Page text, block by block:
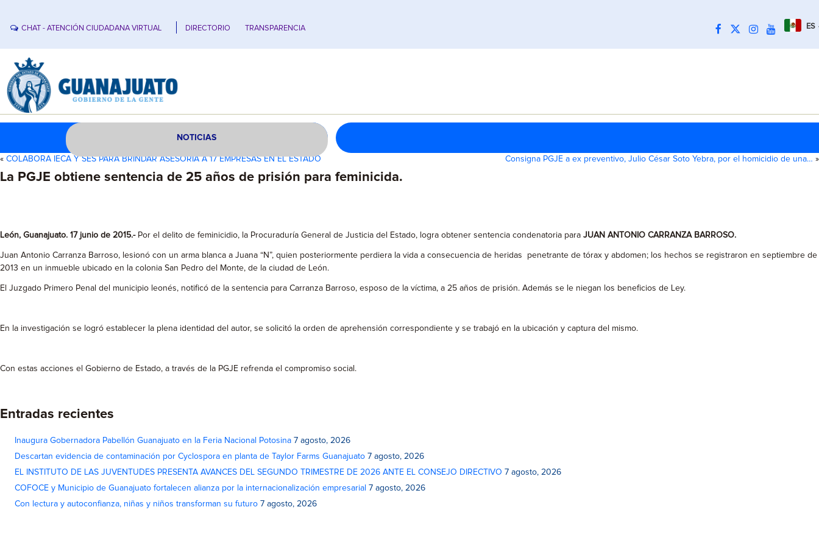
CHAT - ATENCIÓN CIUDADANA VIRTUAL DIRECTORIO TRANSPARENCIA ES
NOTICIAS
« COLABORA IECA Y SES PARA BRINDAR ASESORÍA A 17 EMPRESAS EN EL ESTADO Consigna PGJE a ex preventivo, Julio César Soto Yebra, por el homicidio de una… »
La PGJE obtiene sentencia de 25 años de prisión para feminicida.
León, Guanajuato. 17 junio de 2015.-Por el delito de feminicidio, la Procuraduría General de Justicia del Estado, logra obtener sentencia condenatoria para JUAN ANTONIO CARRANZA BARROSO.
Juan Antonio Carranza Barroso, lesionó con un arma blanca a Juana “N”, quien posteriormente perdiera la vida a consecuencia de heridas penetrante de tórax y abdomen; los hechos se registraron en septiembre de
2013 en un inmueble ubicado en la colonia San Pedro del Monte, de la ciudad de León.
El Juzgado Primero Penal del municipio leonés, notificó de la sentencia para Carranza Barroso, esposo de la víctima, a 25 años de prisión. Además se le niegan los beneficios de Ley.
En la investigación se logró establecer la plena identidad del autor, se solicitó la orden de aprehensión correspondiente y se trabajó en la ubicación y captura del mismo.
Con estas acciones el Gobierno de Estado, a través de la PGJE refrenda el compromiso social.
Entradas recientes
Inaugura Gobernadora Pabellón Guanajuato en la Feria Nacional Potosina 7 agosto, 2026
Descartan evidencia de contaminación por Cyclospora en planta de Taylor Farms Guanajuato 7 agosto, 2026
EL INSTITUTO DE LAS JUVENTUDES PRESENTA AVANCES DEL SEGUNDO TRIMESTRE DE 2026 ANTE EL CONSEJO DIRECTIVO 7 agosto, 2026
COFOCE y Municipio de Guanajuato fortalecen alianza por la internacionalización empresarial 7 agosto, 2026
Con lectura y autoconfianza, niñas y niños transforman su futuro 7 agosto, 2026